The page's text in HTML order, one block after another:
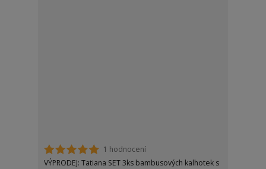
1 hodnocení
VÝPRODEJ: Tatiana SET 3ks bambusových kalhotek s